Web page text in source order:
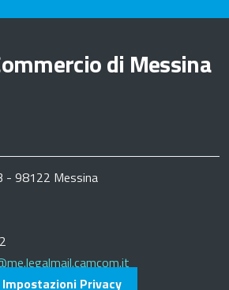
di Messina
- 98122 Messina
il pubblico
Impostazioni Privacy